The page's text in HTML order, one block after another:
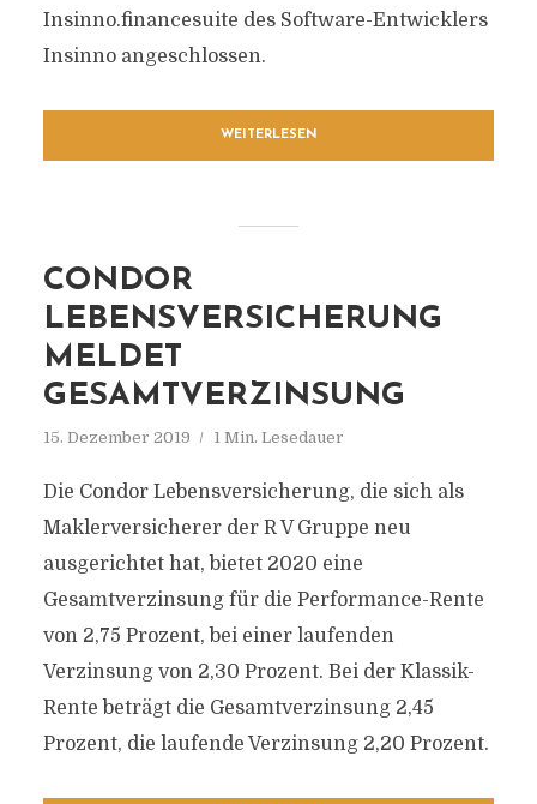
Insinno.financesuite des Software-Entwicklers
Insinno angeschlossen.
WEITERLESEN
CONDOR
LEBENSVERSICHERUNG
MELDET
GESAMTVERZINSUNG
15. Dezember 2019 1 Min. Lesedauer
Die Condor Lebensversicherung, die sich als
Maklerversicherer der R V Gruppe neu
ausgerichtet hat, bietet 2020 eine
Gesamtverzinsung für die Performance-Rente
von 2,75 Prozent, bei einer laufenden
Verzinsung von 2,30 Prozent. Bei der Klassik-
Rente beträgt die Gesamtverzinsung 2,45
Prozent, die laufende Verzinsung 2,20 Prozent.